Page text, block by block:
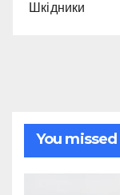
Шкідники
You missed